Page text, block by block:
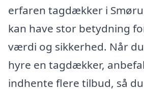
erfaren tagdækker i
kan have stor betydning
værdi og sikkerhed. Når
hyre en tagdækker,
indhente flere tilbud, så